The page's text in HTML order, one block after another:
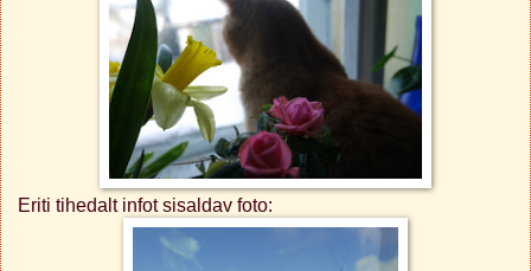
Eriti tihedalt infot sisaldav foto: